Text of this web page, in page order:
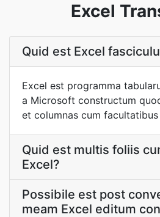
Excel
Quid est Excel
Excel est programma
a Microsoft constructum
et columnas cum
Quid est multis foliis
Excel?
Possibile est post
meam Excel editum